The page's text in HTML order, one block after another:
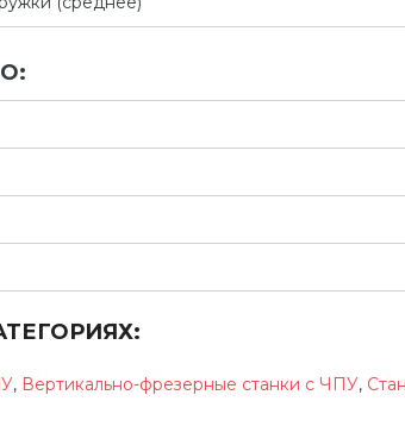
, Вертикально-фрезерные станки с ЧПУ,